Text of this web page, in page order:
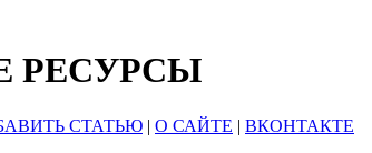
РЕСУРСЫ
СТАТЬЮ | О САЙТЕ | ВКОНТАКТЕ